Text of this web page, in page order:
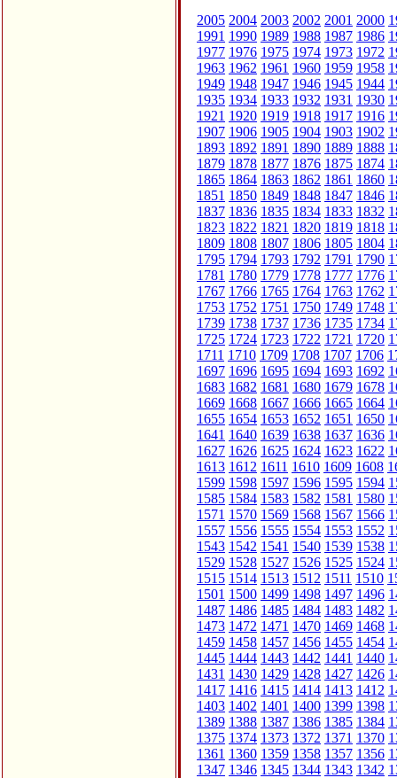
2005 2004 2003 2002 2001 2000
1991 1990 1989 1988 1987 1986
1977 1976 1975 1974 1973 1972
1963 1962 1961 1960 1959 1958
1949 1948 1947 1946 1945 1944
1935 1934 1933 1932 1931 1930
1921 1920 1919 1918 1917 1916
1907 1906 1905 1904 1903 1902
1893 1892 1891 1890 1889 1888
1879 1878 1877 1876 1875 1874
1865 1864 1863 1862 1861 1860
1851 1850 1849 1848 1847 1846
1837 1836 1835 1834 1833 1832
1823 1822 1821 1820 1819 1818
1809 1808 1807 1806 1805 1804
1795 1794 1793 1792 1791 1790
1781 1780 1779 1778 1777 1776
1767 1766 1765 1764 1763 1762
1753 1752 1751 1750 1749 1748
1739 1738 1737 1736 1735 1734
1725 1724 1723 1722 1721 1720
1711 1710 1709 1708 1707 1706
1697 1696 1695 1694 1693 1692
1683 1682 1681 1680 1679 1678
1669 1668 1667 1666 1665 1664
1655 1654 1653 1652 1651 1650
1641 1640 1639 1638 1637 1636
1627 1626 1625 1624 1623 1622
1613 1612 1611 1610 1609 1608
1599 1598 1597 1596 1595 1594
1585 1584 1583 1582 1581 1580
1571 1570 1569 1568 1567 1566
1557 1556 1555 1554 1553 1552
1543 1542 1541 1540 1539 1538
1529 1528 1527 1526 1525 1524
1515 1514 1513 1512 1511 1510
1501 1500 1499 1498 1497 1496
1487 1486 1485 1484 1483 1482
1473 1472 1471 1470 1469 1468
1459 1458 1457 1456 1455 1454
1445 1444 1443 1442 1441 1440
1431 1430 1429 1428 1427 1426
1417 1416 1415 1414 1413 1412
1403 1402 1401 1400 1399 1398
1389 1388 1387 1386 1385 1384
1375 1374 1373 1372 1371 1370
1361 1360 1359 1358 1357 1356
1347 1346 1345 1344 1343 1342